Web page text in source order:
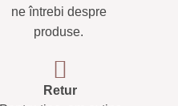
ne întrebi despre
produse.
Retur